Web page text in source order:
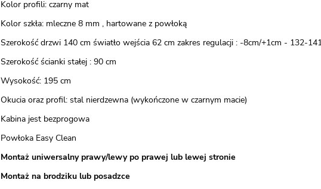
Kolor profili: czarny mat
Kolor szkła: mleczne 8 mm , hartowane z powłoką
Szerokość drzwi 140 cm światło wejścia 62 cm zakres regulacji : -8cm/+1cm - 132-
Szerokość ścianki stałej : 90 cm
Wysokość: 195 cm
Okucia oraz profil: stal nierdzewna (wykończone w czarnym macie)
Kabina jest bezprogowa
Powłoka Easy Clean
Montaż uniwersalny prawy/lewy po prawej lub lewej stronie
Montaż na brodziku lub posadzce